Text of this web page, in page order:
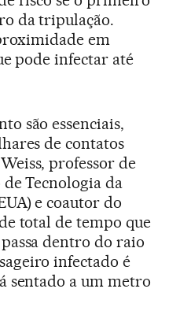
da tripulação.
em
pode infectar até
são essenciais,
de contatos
professor de
Tecnologia da
e coautor do
total de tempo que
dentro do raio
infectado é
sentado a um metro